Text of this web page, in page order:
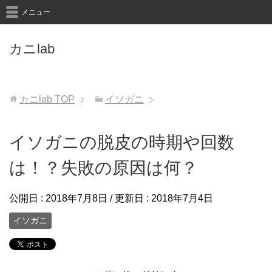
カニlab
メニュー
カニlab TOP イソガニ
イソガニの脱皮の時期や回数
は！？失敗の原因は何？
公開日 : 2018年7月8日 / 更新日 : 2018年7月4日
イソガニ